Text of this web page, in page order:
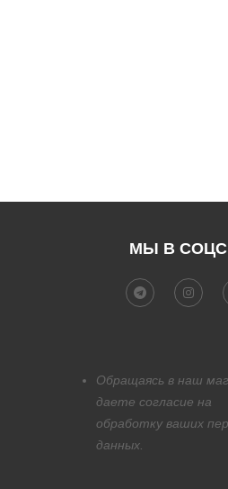
МЫ В
Обращаясь в наш
даете согласие на
обработку ваших
данных.